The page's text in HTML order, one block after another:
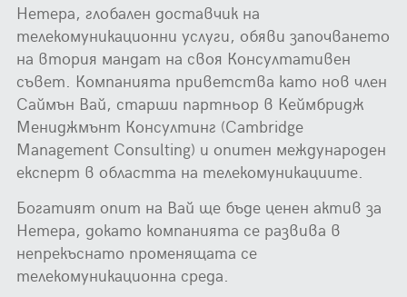
Нетера, глобален доставчик на
телекомуникационни услуги, обяви започването
на втория мандат на своя Консултативен
съвет. Компанията приветства като нов член
Саймън Вай, старши партньор в Кеймбридж
Мениджмънт Консултинг (Cambridge
Management Consulting) и опитен международен
експерт в областта на телекомуникациите.
Богатият опит на Вай ще бъде ценен актив за
Нетера, докато компанията се развива в
непрекъснато променящата се
телекомуникационна среда.